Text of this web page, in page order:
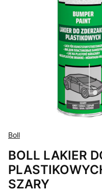
Boll
BOLL LAKIER
SZARY